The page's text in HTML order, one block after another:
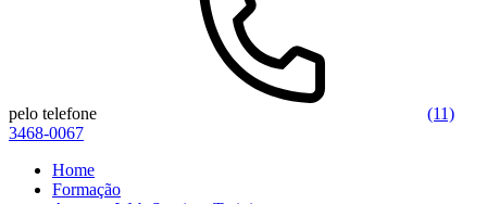
pelo telefone
(11)
3468-0067
Home
Formação